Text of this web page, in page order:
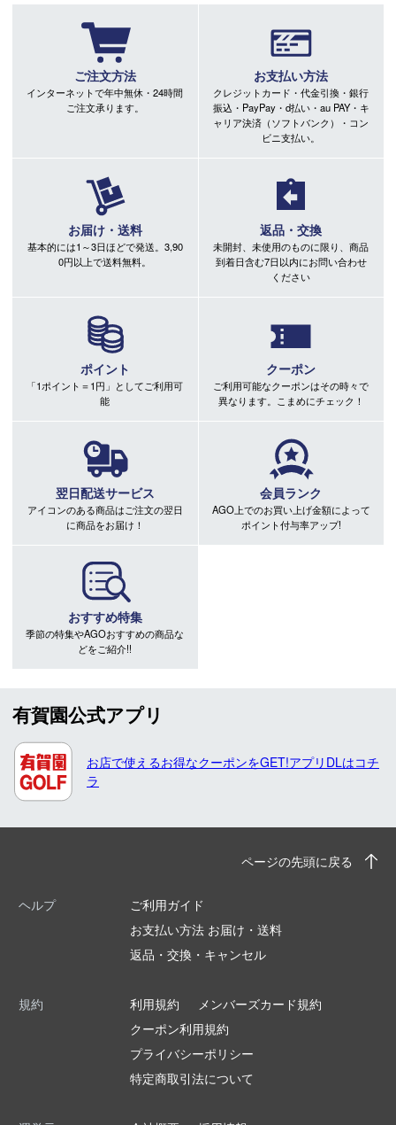
ご注文方法
インターネットで年中無休・24時間
ご注文承ります。
お支払い方法
クレジットカード・代金引換・銀行
振込・PayPay・d払い・au PAY・キ
ャリア決済（ソフトバンク）・コン
ビニ支払い。
お届け・送料
基本的には1～3日ほどで発送。3,90
0円以上で送料無料。
返品・交換
未開封、未使用のものに限り、商品
到着日含む7日以内にお問い合わせ
ください
ポイント
「1ポイント＝1円」としてご利用可
能
クーポン
ご利用可能なクーポンはその時々で
異なります。こまめにチェック！
翌日配送サービス
アイコンのある商品はご注文の翌日
に商品をお届け！
会員ランク
AGO上でのお買い上げ金額によって
ポイント付与率アップ!
おすすめ特集
季節の特集やAGOおすすめの商品な
どをご紹介!!
有賀園公式アプリ
お店で使えるお得なクーポンをGET!アプリDLはコチ
ラ
ページの先頭に戻る
ヘルプ
ご利用ガイド
お支払い方法 お届け・送料
返品・交換・キャンセル
規約 利用規約
メンバーズカード規約
クーポン利用規約
プライバシーポリシー
特定商取引法について